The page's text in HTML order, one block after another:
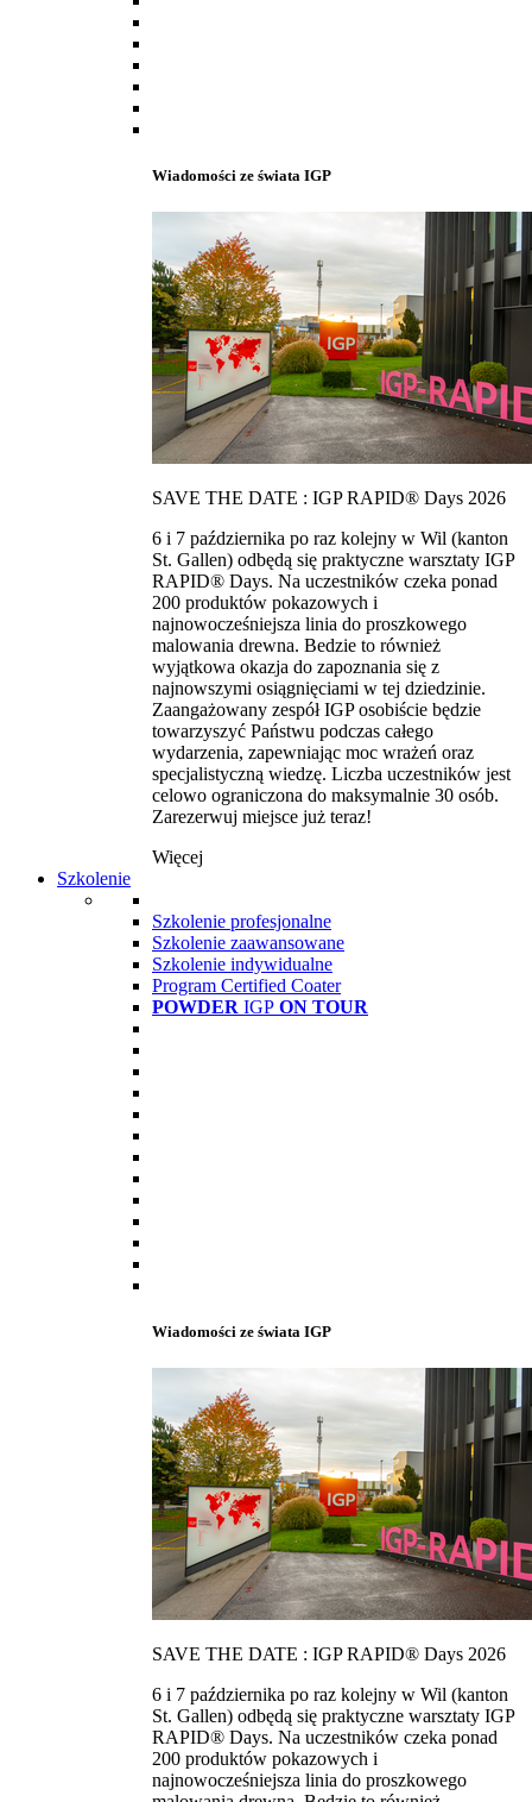
Wiadomości ze świata IGP
SAVE THE DATE : IGP RAPID® Days 2026
6 i 7 października po raz kolejny w Wil (kanton
St. Gallen) odbędą się praktyczne warsztaty IGP
RAPID® Days. Na uczestników czeka ponad
200 produktów pokazowych i
najnowocześniejsza linia do proszkowego
malowania drewna. Bedzie to również
wyjątkowa okazja do zapoznania się z
najnowszymi osiągnięciami w tej dziedzinie.
Zaangażowany zespół IGP osobiście będzie
towarzyszyć Państwu podczas całego
wydarzenia, zapewniając moc wrażeń oraz
specjalistyczną wiedzę. Liczba uczestników jest
celowo ograniczona do maksymalnie 30 osób.
Zarezerwuj miejsce już teraz!
Więcej
Szkolenie
Szkolenie profesjonalne
Szkolenie zaawansowane
Szkolenie indywidualne
Program Certified Coater
POWDER IGP ON TOUR
Wiadomości ze świata IGP
SAVE THE DATE : IGP RAPID® Days 2026
6 i 7 października po raz kolejny w Wil (kanton
St. Gallen) odbędą się praktyczne warsztaty IGP
RAPID® Days. Na uczestników czeka ponad
200 produktów pokazowych i
najnowocześniejsza linia do proszkowego